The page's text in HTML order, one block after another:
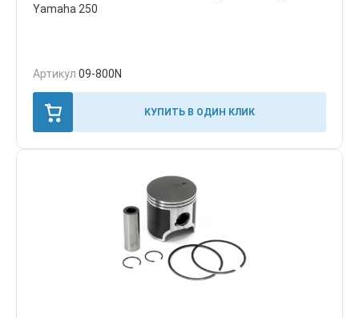
Yamaha 250
Артикул 09-800N
КУПИТЬ В ОДИН КЛИК